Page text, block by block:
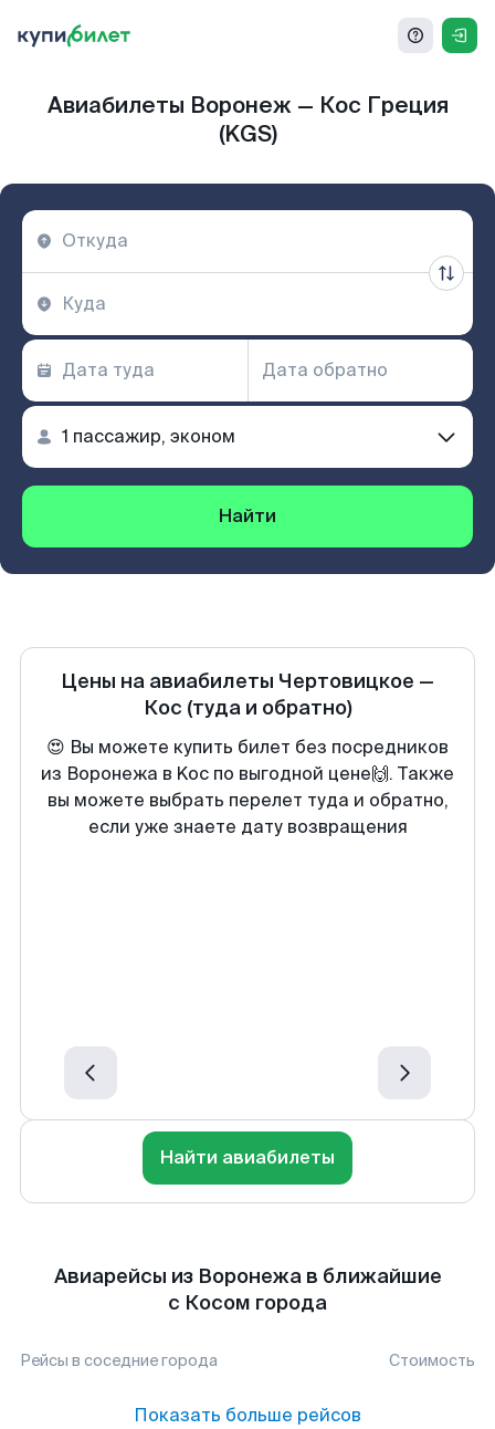
Авиабилеты Воронеж — Кос Греция
(KGS)
Найти
Цены на авиабилеты Чертовицкое —
Кос (туда и обратно)
😍 Вы можете купить билет без посредников
из Воронежа в Koc по выгодной цене🙌. Также
вы можете выбрать перелет туда и обратно,
если уже знаете дату возвращения
Найти авиабилеты
Авиарейсы из Воронежа в ближайшие
с Косом города
Рейсы в соседние города Стоимость
Показать больше рейсов